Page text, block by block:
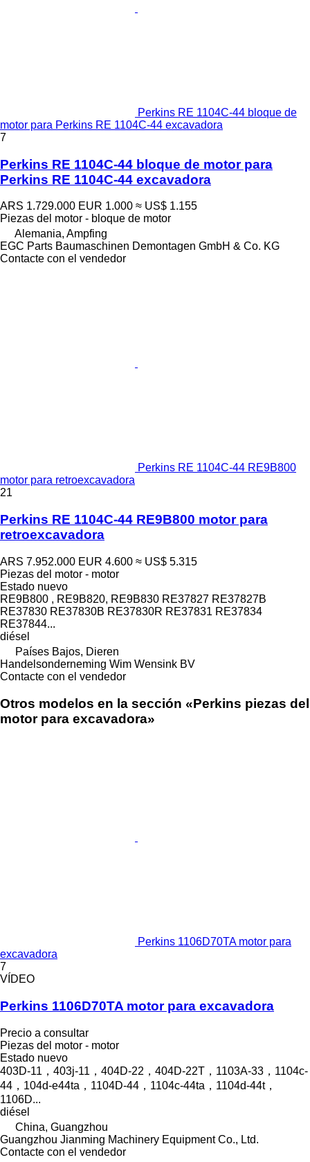
Perkins RE 1104C-44 bloque de
motor para Perkins RE 1104C-44 excavadora
7
Perkins RE 1104C-44 bloque de motor para
Perkins RE 1104C-44 excavadora
ARS 1.729.000 EUR 1.000 ≈ US$ 1.155
Piezas del motor - bloque de motor
Alemania, Ampfing
EGC Parts Baumaschinen Demontagen GmbH & Co. KG
Contacte con el vendedor
Perkins RE 1104C-44 RE9B800
motor para retroexcavadora
21
Perkins RE 1104C-44 RE9B800 motor para
retroexcavadora
ARS 7.952.000 EUR 4.600 ≈ US$ 5.315
Piezas del motor - motor
Estado nuevo
RE9B800 , RE9B820, RE9B830 RE37827 RE37827B
RE37830 RE37830B RE37830R RE37831 RE37834
RE37844...
diésel
Países Bajos, Dieren
Handelsonderneming Wim Wensink BV
Contacte con el vendedor
Otros modelos en la sección «Perkins piezas del
motor para excavadora»
Perkins 1106D70TA motor para
excavadora
7
VÍDEO
Perkins 1106D70TA motor para excavadora
Precio a consultar
Piezas del motor - motor
Estado nuevo
403D-11，403j-11，404D‑22，404D‑22T，1103A-33，1104c-
44，104d-e44ta，1104D-44，1104c-44ta，1104d-44t，
1106D...
diésel
China, Guangzhou
Guangzhou Jianming Machinery Equipment Co., Ltd.
Contacte con el vendedor